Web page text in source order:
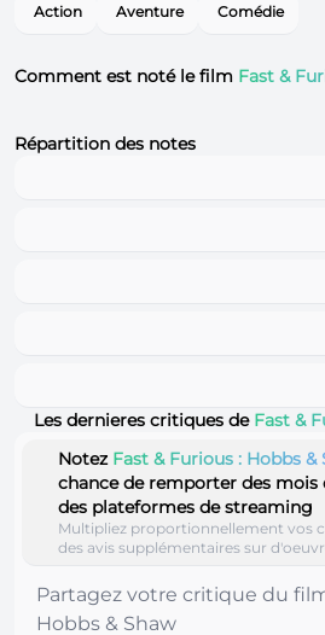
Action Aventure Comédie
Comment est noté le film Fast &
Répartition des notes
Les dernieres critiques de Fast &
Notez Fast & Furious : Hobbs &
chance de remporter des
des plateformes de streaming
Multipliez proportionnellement vos
des avis supplémentaires sur